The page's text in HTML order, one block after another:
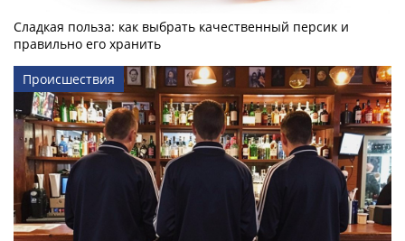
Сладкая польза: как выбрать качественный персик и
правильно его хранить
Происшествия